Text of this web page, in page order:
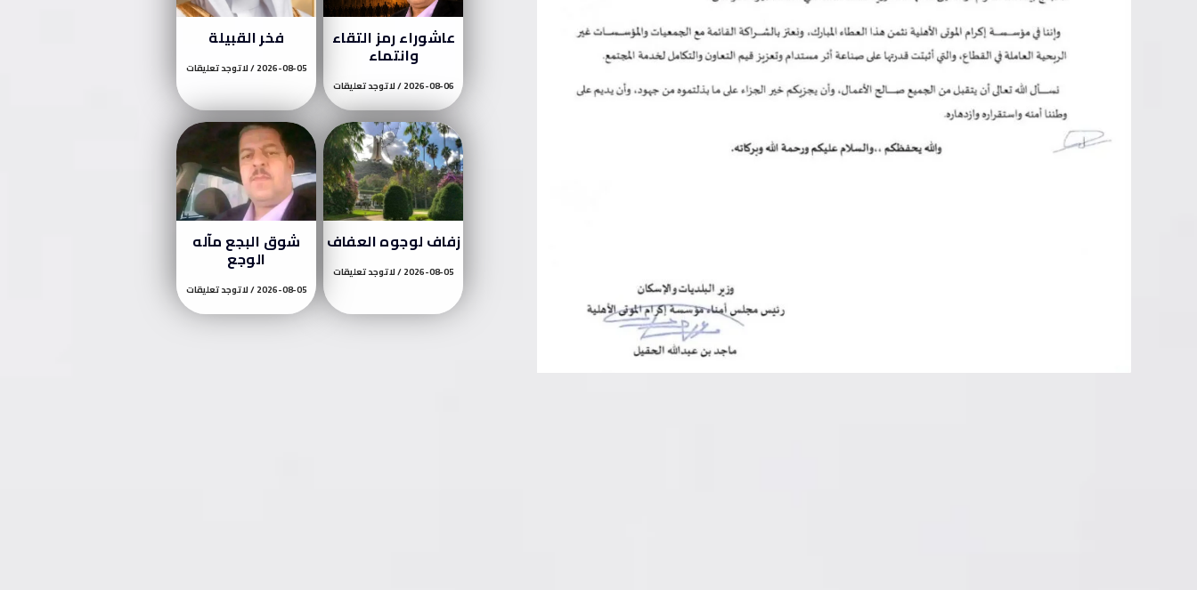
عاشوراء رمز التقاء
وانتماء
2026-08-06 لا توجد تعليقات
فخر القبيلة
2026-08-05 لا توجد تعليقات
زفاف لوجوه العفاف
2026-08-05 لا توجد تعليقات
شوق البجع مآله
الوجع
2026-08-05 لا توجد تعليقات